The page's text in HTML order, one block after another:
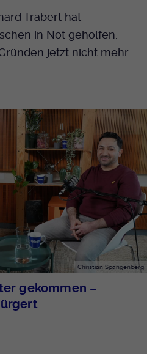
Trabert hat
in Not geholfen.
jetzt nicht mehr.
Christian Spangenberg
gekommen –